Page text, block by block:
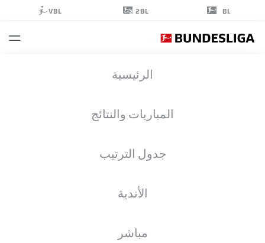
BL
2BL
VBL
الرئيسية
المباريات والنتائج
جدول الترتيب
الأندية
مباشر